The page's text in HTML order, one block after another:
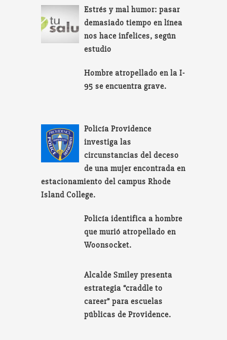
Estrés y mal humor: pasar
demasiado tiempo en línea
nos hace infelices, según
estudio
Hombre atropellado en la I-
95 se encuentra grave.
Policía Providence
investiga las
circunstancias del deceso
de una mujer encontrada en
estacionamiento del campus Rhode
Island College.
Policía identifica a hombre
que murió atropellado en
Woonsocket.
Alcalde Smiley presenta
estrategia “craddle to
career” para escuelas
públicas de Providence.